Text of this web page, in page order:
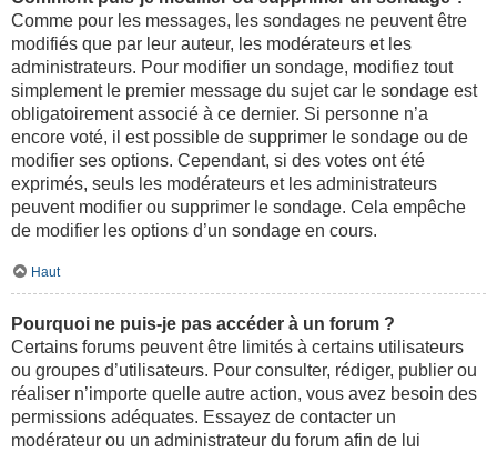
Comme pour les messages, les sondages ne peuvent être
modifiés que par leur auteur, les modérateurs et les
administrateurs. Pour modifier un sondage, modifiez tout
simplement le premier message du sujet car le sondage est
obligatoirement associé à ce dernier. Si personne n’a
encore voté, il est possible de supprimer le sondage ou de
modifier ses options. Cependant, si des votes ont été
exprimés, seuls les modérateurs et les administrateurs
peuvent modifier ou supprimer le sondage. Cela empêche
de modifier les options d’un sondage en cours.
Haut
Pourquoi ne puis-je pas accéder à un forum ?
Certains forums peuvent être limités à certains utilisateurs
ou groupes d’utilisateurs. Pour consulter, rédiger, publier ou
réaliser n’importe quelle autre action, vous avez besoin des
permissions adéquates. Essayez de contacter un
modérateur ou un administrateur du forum afin de lui